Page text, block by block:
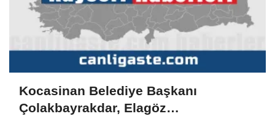
Kocasinan Belediye Başkanı
Çolakbayrakdar, Elagöz